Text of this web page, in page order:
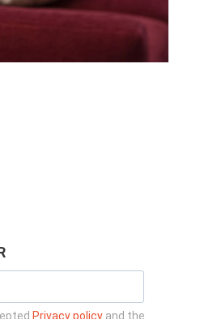
Privacy policy and the